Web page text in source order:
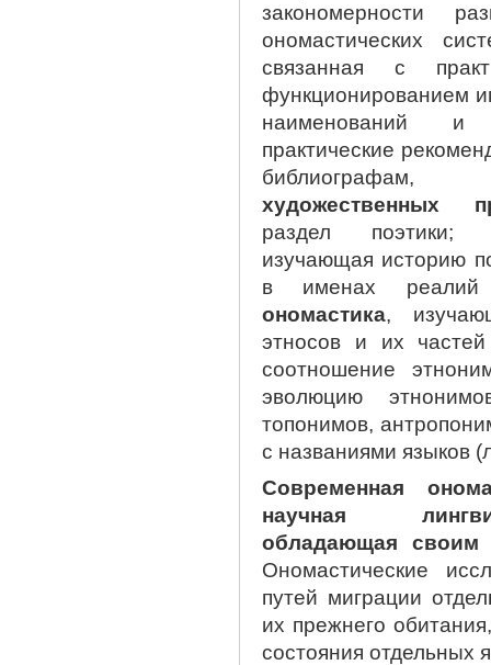
закономерности
ономастических
связанная с
функционированием
наименований и
практические
художественных
раздел
изучающая историю
в именах
ономастика,
этносов и их
соотношение
эволюцию
топонимов,
с названиями языков
Современная
научная
обладающая своим
Ономастические
путей миграции
их прежнего
состояния отдельных